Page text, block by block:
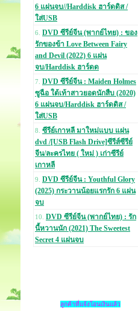
6 แผ่นจบ//Harddisk ฮาร์ดดิส /
ใส่USB
6. DVD ซีรีย์จีน (พากย์ไทย) : ของ
รักของข้า Love Between Fairy
and Devil (2022) 6 แผ่น
จบ/Harddisk ฮาร์ดด
7. DVD ซีรีย์จีน : Maiden Holmes
ซูฉือ ใต้เท้าสาวยอดนักสืบ (2020)
6 แผ่นจบ/Harddisk ฮาร์ดดิส /
ใส่USB
8. ซีรีย์เกาหลี มาใหม่แบบ แผ่น
dvd /[USB Flash Drive]ซีรีส์ซีรีย์
จีน/ละครไทย ( ใหม่ ) เก่าซีรีย์
เกาหลี
9. DVD ซีรีย์จีน : Youthful Glory
(2025) กระวานน้อยแรกรัก 6 แผ่น
จบ
10. DVD ซีรีย์จีน (พากย์ไทย) : รัก
นี้หวานนัก (2021) The Sweetest
Secret 4 แผ่นจบ
ลูกค้าที่แจ้งโอนเงินแล้ว